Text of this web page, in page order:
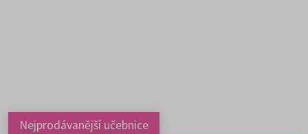
Nejprodávanější učebnice